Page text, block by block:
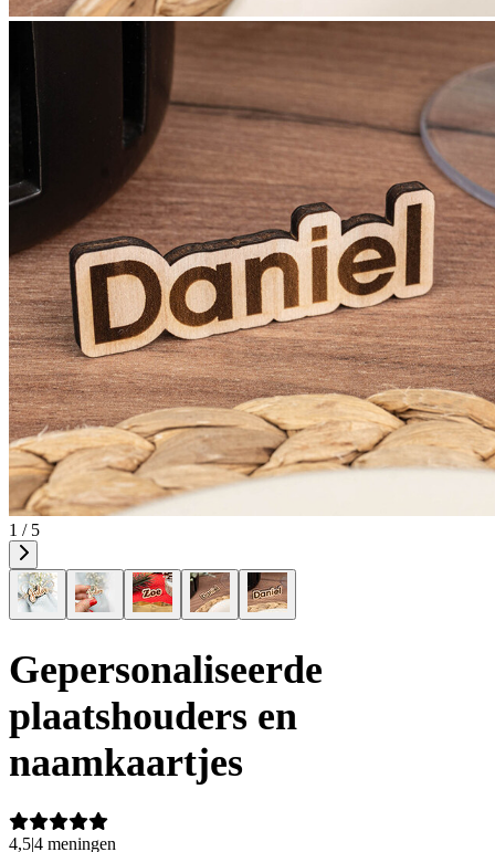
1 / 5
Gepersonaliseerde
plaatshouders en
naamkaartjes
4,5|4 meningen